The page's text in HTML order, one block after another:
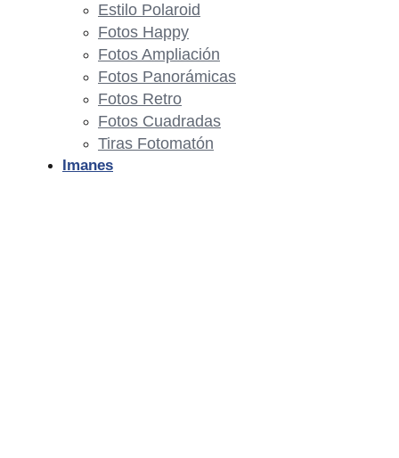
Estilo Polaroid
Fotos Happy
Fotos Ampliación
Fotos Panorámicas
Fotos Retro
Fotos Cuadradas
Tiras Fotomatón
Imanes